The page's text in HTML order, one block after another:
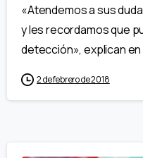
«Atendemos a sus
y les recordamos que
detección», explican en
2 de febrero de 2018